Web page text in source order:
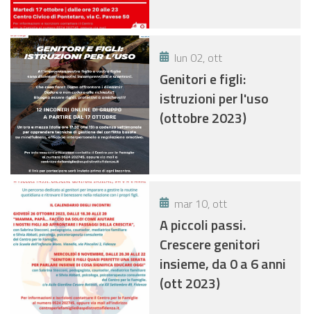
lun 02, ott
Genitori e figli:
istruzioni per l'uso
(ottobre 2023)
mar 10, ott
A piccoli passi.
Crescere genitori
insieme, da 0 a 6 anni
(ott 2023)